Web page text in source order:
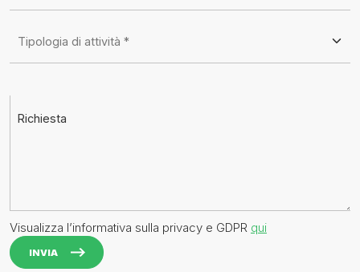
Tipologia di attività *
Richiesta
Visualizza l’informativa sulla privacy e GDPR qui
INVIA